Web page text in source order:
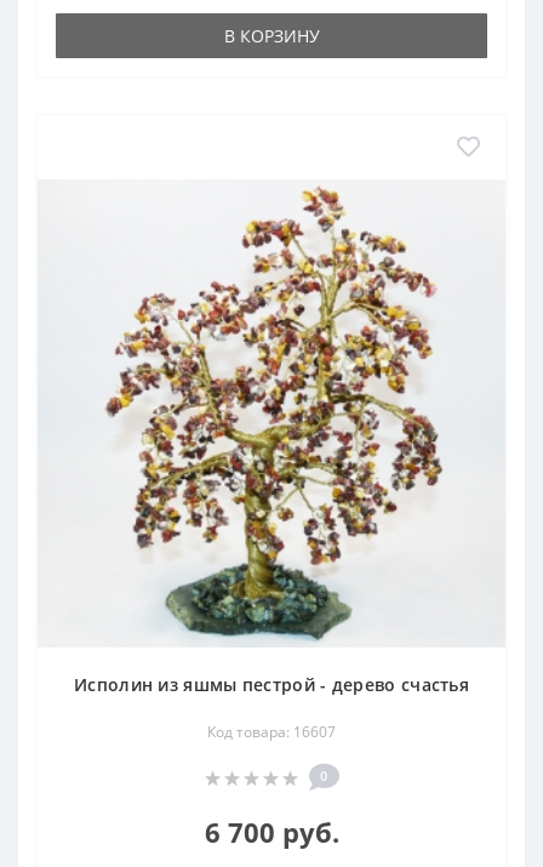
В КОРЗИНУ
Исполин из яшмы пестрой - дерево счастья
Код товара: 16607
0
6 700 руб.